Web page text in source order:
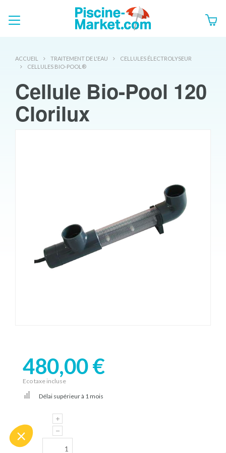
ACCUEIL TRAITEMENT DE L'EAU
CELLULES ÉLECTROLYSEUR
CELLULES BIO-POOL®
Cellule Bio-Pool 120
Clorilux
480,00 €
Eco taxe incluse
Délai supérieur à 1 mois